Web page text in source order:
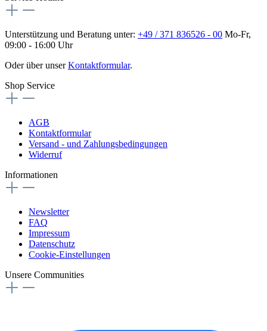
Unterstützung und Beratung unter: +49 / 371 836526 - 00 Mo-Fr,
09:00 - 16:00 Uhr
Oder über unserKontaktformular.
Shop Service
AGB
Kontaktformular
Versand - und Zahlungsbedingungen
Widerruf
Informationen
Newsletter
FAQ
Impressum
Datenschutz
Cookie-Einstellungen
Unsere Communities